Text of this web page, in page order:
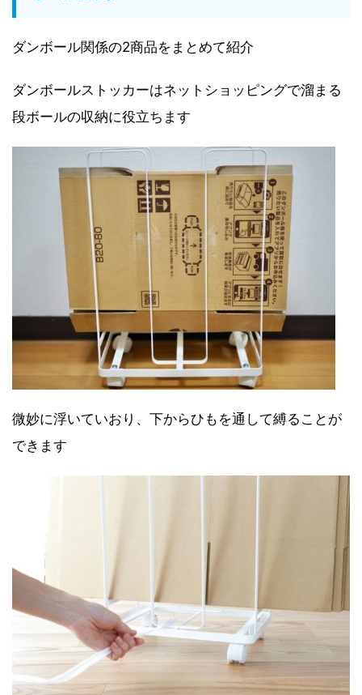
ダンボール関係の2商品をまとめて紹介
ダンボールストッカーはネットショッピングで溜まる
段ボールの収納に役立ちます
微妙に浮いていおり、下からひもを通して縛ることが
できます